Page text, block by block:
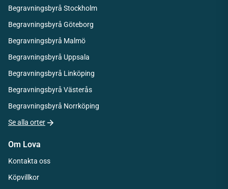
Begravningsbyrå Stockholm
Begravningsbyrå Göteborg
Begravningsbyrå Malmö
Begravningsbyrå Uppsala
Begravningsbyrå Linköping
Begravningsbyrå Västerås
Begravningsbyrå Norrköping
Se alla orter
Om Lova
Kontakta oss
Köpvillkor